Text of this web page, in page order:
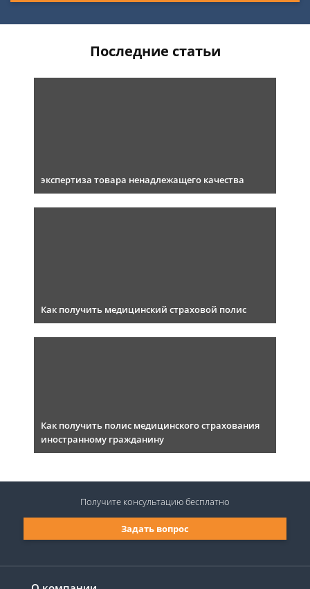
Последние статьи
экспертиза товара ненадлежащего качества
Как получить медицинский страховой полис
Как получить полис медицинского страхования
иностранному гражданину
Задать вопрос
Получите консультациюбесплатно